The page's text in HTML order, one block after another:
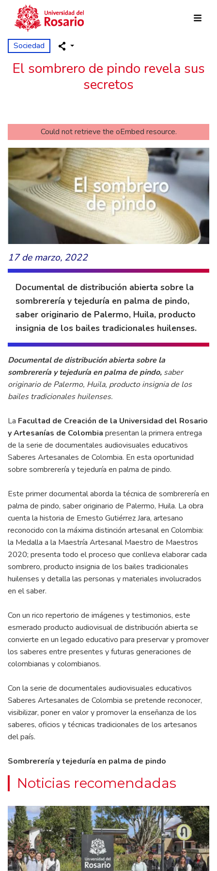
Pasar al contenido principal
Sociedad
El sombrero de pindo revela sus
secretos
Could not retrieve the oEmbed resource.
17 de marzo, 2022
Documental de distribución abierta sobre la
sombrerería y tejeduría en palma de pindo,
saber originario de Palermo, Huila, producto
insignia de los bailes tradicionales huilenses.
Documental de distribución abierta sobre la
sombrerería y tejeduría en palma de pindo, saber
originario de Palermo, Huila, producto insignia de los
bailes tradicionales huilenses.
La Facultad de Creación de la Universidad del Rosario
y Artesanías de Colombia presentan la primera entrega
de la serie de documentales audiovisuales educativos
Saberes Artesanales de Colombia. En esta oportunidad
sobre sombrerería y tejeduría en palma de pindo.
Este primer documental aborda la técnica de sombrerería en
palma de pindo, saber originario de Palermo, Huila. La obra
cuenta la historia de Ernesto Gutiérrez Jara, artesano
reconocido con la máxima distinción artesanal en Colombia:
la Medalla a la Maestría Artesanal Maestro de Maestros
2020; presenta todo el proceso que conlleva elaborar cada
sombrero, producto insignia de los bailes tradicionales
huilenses y detalla las personas y materiales involucrados
en el saber.
Con un rico repertorio de imágenes y testimonios, este
esmerado producto audiovisual de distribución abierta se
convierte en un legado educativo para preservar y promover
los saberes entre presentes y futuras generaciones de
colombianas y colombianos.
Con la serie de documentales audiovisuales educativos
Saberes Artesanales de Colombia se pretende reconocer,
visibilizar, poner en valor y promover la enseñanza de los
saberes, oficios y técnicas tradicionales de los artesanos
del país.
Sombrerería y tejeduría en palma de pindo
Noticias recomendadas